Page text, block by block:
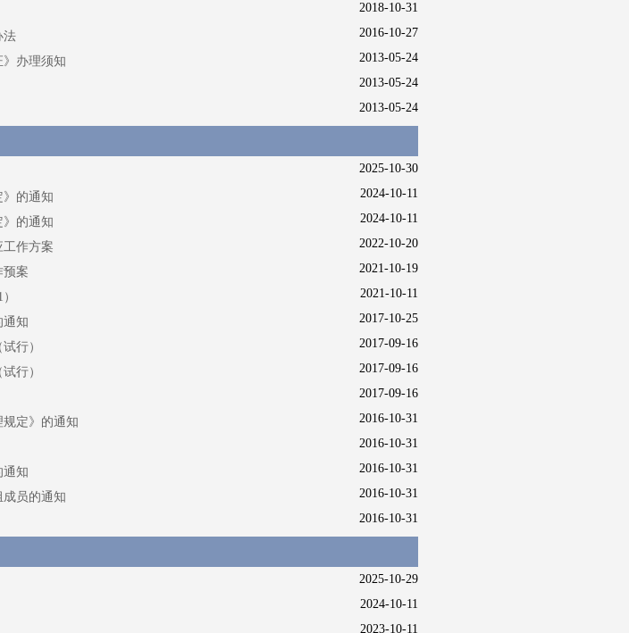
2018-10-31
法 2016-10-27
》办理须知 2013-05-24
2013-05-24
2013-05-24
2025-10-30
的通知 2024-10-11
的通知 2024-10-11
作方案 2022-10-20
预案 2021-10-19
2021-10-11
通知 2017-10-25
行） 2017-09-16
行） 2017-09-16
2017-09-16
定》的通知 2016-10-31
2016-10-31
通知 2016-10-31
员的通知 2016-10-31
2016-10-31
2025-10-29
2024-10-11
2023-10-11